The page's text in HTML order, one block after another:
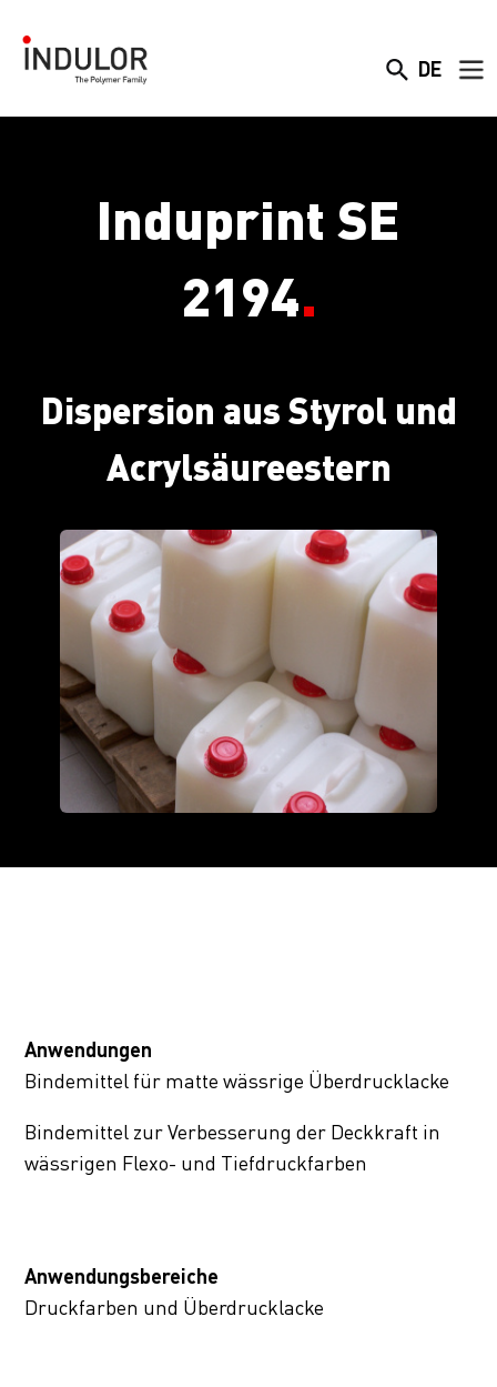
DE
Induprint SE
2194.
Dispersion aus Styrol und
Acrylsäureestern
Anwendungen
Bindemittel für matte wässrige Überdrucklacke
Bindemittel zur Verbesserung der Deckkraft in
wässrigen Flexo- und Tiefdruckfarben
Anwendungsbereiche
Druckfarben und Überdrucklacke